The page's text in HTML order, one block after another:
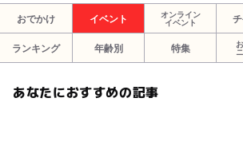
おでかけ イベント
オンライン
イベント
ランキング 年齢別 特集
あなたにおすすめの記事